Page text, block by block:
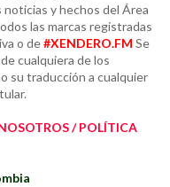
y hechos del Área
las marcas registradas
o de#XENDERO.FM Se
cualquiera de los
su traducción a cualquier
/ POLÍTICA